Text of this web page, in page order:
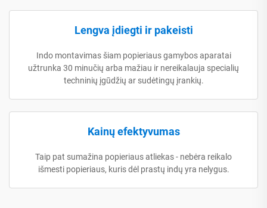
Lengva įdiegti ir pakeisti
Indo montavimas šiam popieriaus gamybos aparatai
užtrunka 30 minučių arba mažiau ir nereikalauja specialių
techninių įgūdžių ar sudėtingų įrankių.
Kainų efektyvumas
Taip pat sumažina popieriaus atliekas - nebėra reikalo
išmesti popieriaus, kuris dėl prastų indų yra nelygus.